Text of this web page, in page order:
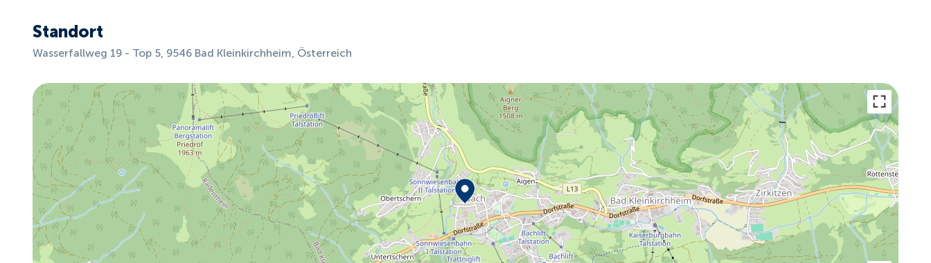
Standort
Wasserfallweg 19 - Top 5, 9546 Bad Kleinkirchheim, Österreich